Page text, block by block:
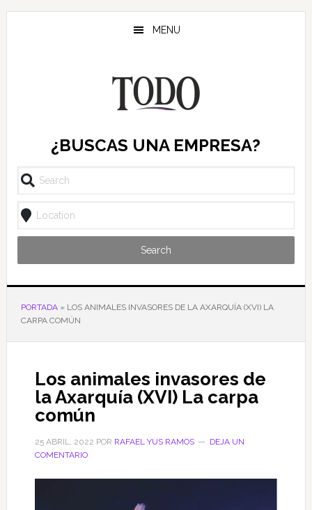
Saltar
Saltar
Saltar
MENU
¿BUSCAS UNA EMPRESA?
Search
PORTADA» LOS ANIMALES INVASORES DE LA AXARQUÍA (XVI) LA
CARPA COMÚN
Los animales invasores de
la Axarquía (XVI) La carpa
común
25 ABRIL, 2022 POR RAFAEL YUS RAMOS
DEJA UN
COMENTARIO